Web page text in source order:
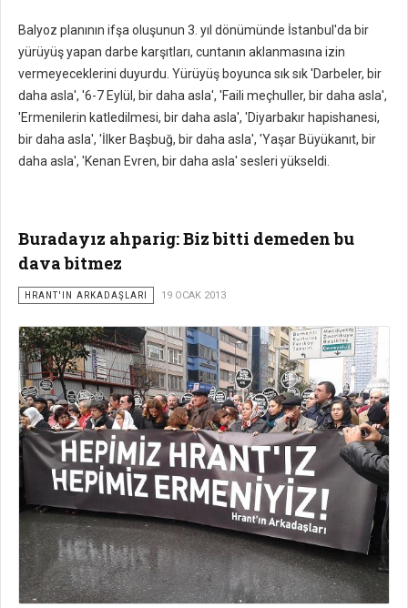
Balyoz planının ifşa oluşunun 3. yıl dönümünde İstanbul'da bir
yürüyüş yapan darbe karşıtları, cuntanın aklanmasına izin
vermeyeceklerini duyurdu. Yürüyüş boyunca sık sık 'Darbeler, bir
daha asla', '6-7 Eylül, bir daha asla', 'Faili meçhuller, bir daha asla',
'Ermenilerin katledilmesi, bir daha asla', 'Diyarbakır hapishanesi,
bir daha asla', 'İlker Başbuğ, bir daha asla', 'Yaşar Büyükanıt, bir
daha asla', 'Kenan Evren, bir daha asla' sesleri yükseldi.
Buradayız ahparig: Biz bitti demeden bu
dava bitmez
HRANT'IN ARKADAŞLARI 19 OCAK 2013